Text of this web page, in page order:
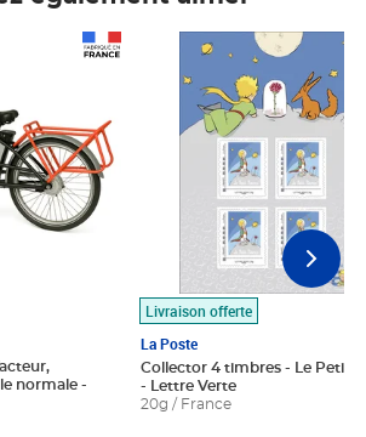
Livraison offerte
La Poste
Collector 4 timbres - Le Petit
- Lettre Verte
20g / France
Prix 7,50€